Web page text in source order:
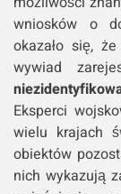
wniosków o
okazało się,
wywiad
Eksperci
wielu krajach
obiektów
nich wykazują